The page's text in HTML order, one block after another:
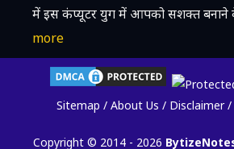
में इस कंप्यूटर युग में आपको सशक्त बनाने
more
Sitemap / About Us / Disclaimer/
Copyright © 2014 - 2026